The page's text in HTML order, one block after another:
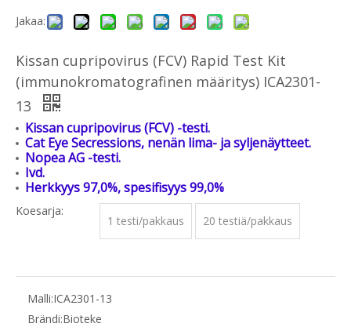
Jakaa:
Kissan cupripovirus (FCV) Rapid Test Kit
(immunokromatografinen määritys) ICA2301-
13
Kissan cupripovirus (FCV) -testi.
Cat Eye Secressions, nenän lima- ja syljenäytteet.
Nopea AG -testi.
Ivd.
Herkkyys 97,0%, spesifisyys 99,0%
Koesarja:
1 testi/pakkaus 20 testiä/pakkaus
Malli:ICA2301-13
Brändi:Bioteke